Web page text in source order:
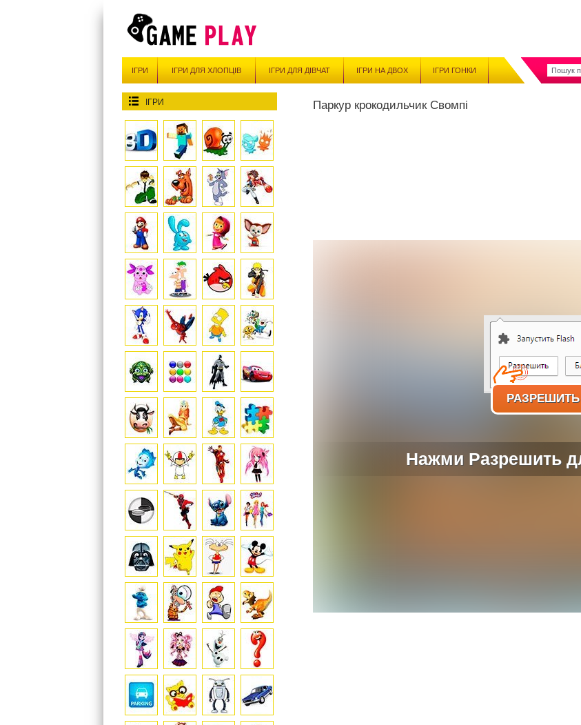
ІГРИ ІГРИ ДЛЯ ХЛОПЦІВ ІГРИ ДЛЯ ДІВЧАТ ІГРИ НА ДВОХ ІГРИ ГОНКИ
ІГРИ Паркур крокодильчик Свомпі
РАЗРЕШИТЬ
Нажми Разрешить